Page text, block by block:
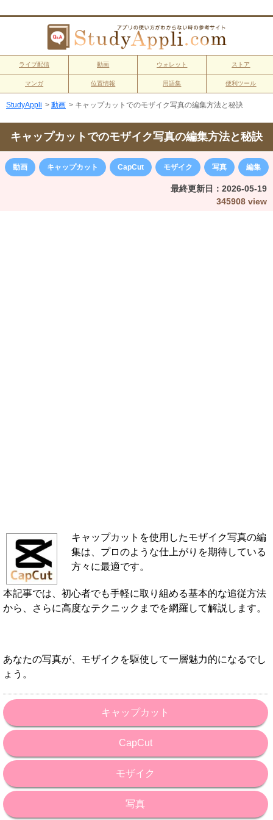
ライブ配信 動画 ウォレット ストア
マンガ 位置情報 用語集 便利ツール
StudyAppli > 動画 > キャップカットでのモザイク写真の編集方法と秘訣
キャップカットでのモザイク写真の編集方法と秘訣
動画 キャップカット CapCut モザイク 写真 編集
最終更新日： 2026-05-19
345908 view
キャップカットを使用したモザイク写真の編
集は、プロのような仕上がりを期待している
方々に最適です。
本記事では、初心者でも手軽に取り組める基本的な追従方法
から、さらに高度なテクニックまでを網羅して解説します。
あなたの写真が、モザイクを駆使して一層魅力的になるでし
ょう。
キャップカット
CapCut
モザイク
写真